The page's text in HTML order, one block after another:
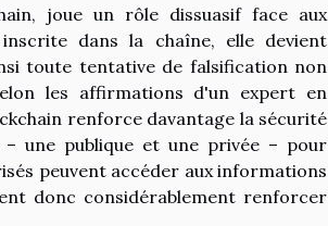
joue un rôle dissuasif face aux
dans la chaîne, elle devient
toute tentative de falsification non
les affirmations d'un expert en
renforce davantage la sécurité
une publique et une privée – pour
peuvent accéder aux informations
donc considérablement renforcer